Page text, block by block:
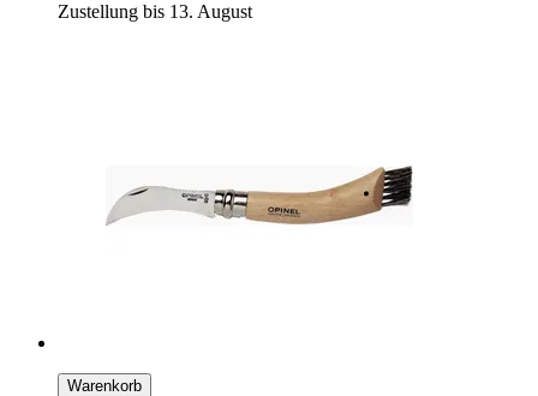
Zustellung bis 13. August
Warenkorb